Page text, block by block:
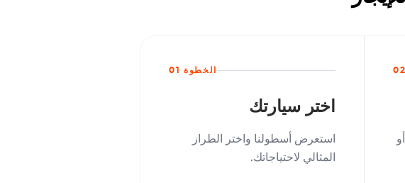
الخطوة 01
اختر سيارتك
استعرض أسطولنا واختر الطراز
المثالي لاحتياجاتك.